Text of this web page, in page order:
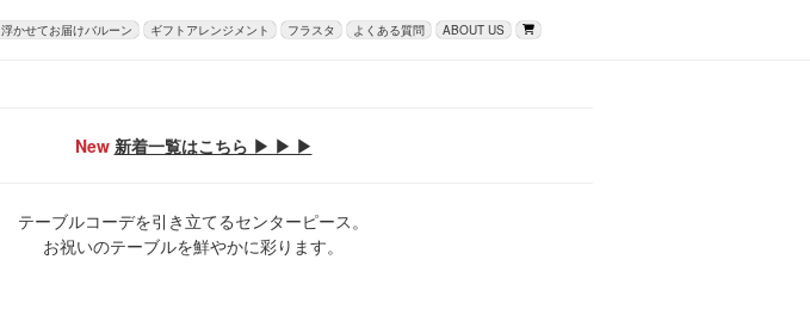
浮かせてお届けバルーン ギフトアレンジメント フラスタ よくある質問 ABOUT US
New 新着一覧はこちら ▶ ▶ ▶
テーブルコーデを引き立てるセンターピース。
お祝いのテーブルを鮮やかに彩ります。